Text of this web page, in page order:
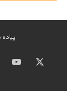
ایکس